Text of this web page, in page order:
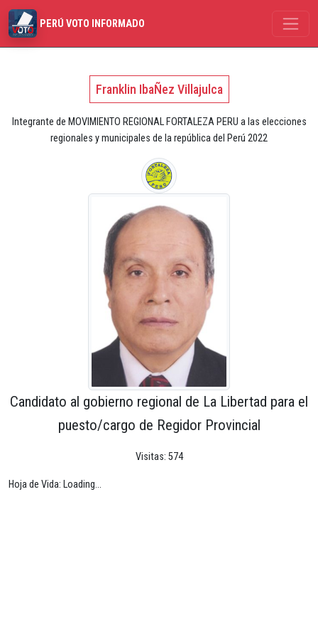
PERÚ VOTO INFORMADO
Franklin IbaÑez Villajulca
Integrante de MOVIMIENTO REGIONAL FORTALEZA PERU a las elecciones
regionales y municipales de la república del Perú 2022
Candidato al gobierno regional de La Libertad para el
puesto/cargo de Regidor Provincial
Visitas: 574
Hoja de Vida: Loading...